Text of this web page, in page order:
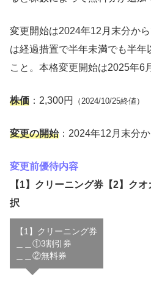
変更開始は2024年12月末分か
は経過措置で半年未満でも半
こと。本格変更開始は2025年6
株価 ：2,300円 （2024/10/25終値）
変更の開始：2024年12月末分か
変更前優待内容
【1】クリーニング券【2】ク
択
【1】クリーニング券
＿＿①3割引券
＿＿②無料券